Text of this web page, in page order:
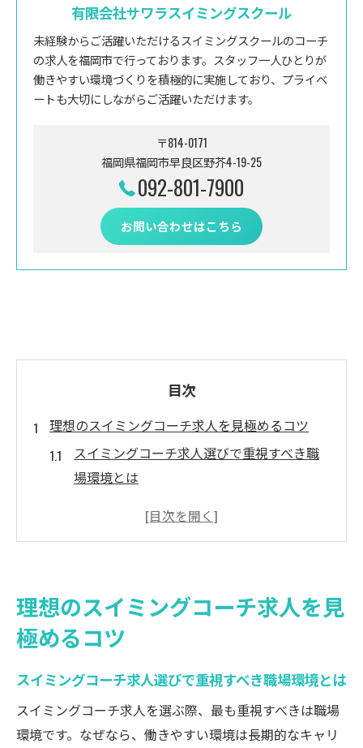
有限会社サワラスイミングスクール
未経験からご活躍いただけるスイミングスクールのコーチ
の求人を福岡市で行っております。スタッフ一人ひとりが
働きやすい環境づくりを積極的に実施しており、プライベ
ートも大切にしながらご活躍いただけます。
〒814-0171
福岡県福岡市早良区野芥4-19-25
092-801-7900
お問い合わせはこちら
目次
理想のスイミングコーチ求人を見極めるコツ
スイミングコーチ求人選びで重視すべき職
場環境とは
スイミングコーチ求人におけるやりがいの
スイミングコーチ求人で求められる人物像
と適性
報の比較ポイント
スイミングコーチ求人選びで失敗しないた
めの注意点
理想のスイミングコーチ求人を見
極めるコツ
スイミングコーチ求人選びで重視すべき職場環境とは
スイミングコーチ求人を選ぶ際、最も重視すべきは職場
環境です。なぜなら、働きやすい環境は長期的なキャリ